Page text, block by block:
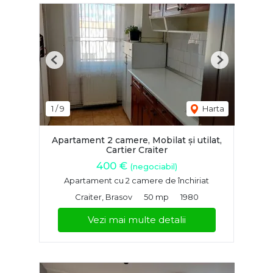
1 /9 Harta
Previous Next
Apartament 2 camere, Mobilat și utilat,
Cartier Craiter
400 € (negociabil)
Apartament cu 2 camere de închiriat
Craiter, Brasov
50 mp 1980
Vezi mai multe detalii